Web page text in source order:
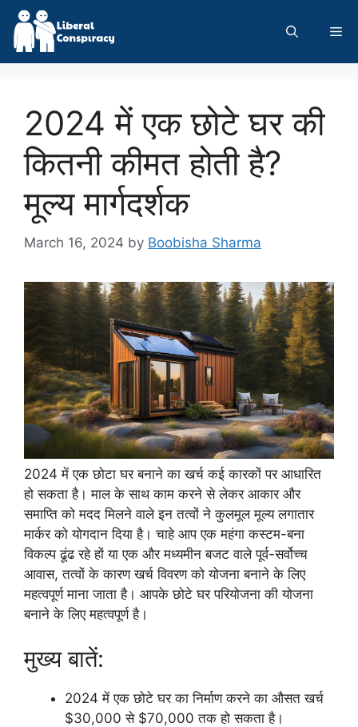
Skip
content
2024 में एक छोटे घर की
कितनी कीमत होती है?
मूल्य मार्गदर्शक
March 16, 2024 by Boobisha Sharma
2024 में एक छोटा घर बनाने का खर्च कई कारकों पर आधारित
हो सकता है। माल के साथ काम करने से लेकर आकार और
समाप्ति को मदद मिलने वाले इन तत्वों ने कुलमूल मूल्य लगातार
मार्कर को योगदान दिया है। चाहे आप एक महंगा कस्टम-बना
विकल्प ढूंढ रहे हों या एक और मध्यमीन बजट वाले पूर्व-सर्वोच्च
आवास, तत्वों के कारण खर्च विवरण को योजना बनाने के लिए
महत्वपूर्ण माना जाता है। आपके छोटे घर परियोजना की योजना
बनाने के लिए महत्वपूर्ण है।
मुख्य बातें:
2024 में एक छोटे घर का निर्माण करने का औसत खर्च
$30,000 से $70,000 तक हो सकता है।